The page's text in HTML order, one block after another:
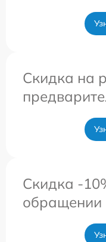
Скидка на
Скидка -
обращении